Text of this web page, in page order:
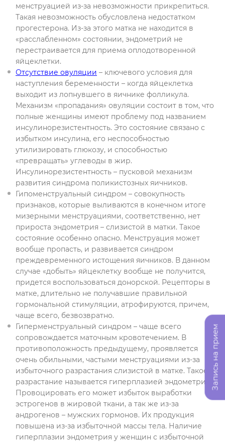
менструацией из-за невозможности прикрепиться.
Такая невозможность обусловлена недостатком
прогестерона. Из-за этого матка не находится в
«расслабленном» состоянии, эндометрий не
перестраивается для приема оплодотворенной
яйцеклетки.
Отсутствие овуляции – ключевого условия для
наступления беременности – когда яйцеклетка
выходит из лопнувшего в яичнике фолликула.
Механизм «пропадания» овуляции состоит в том, что
полные женщины имеют проблему под названием
инсулинорезистентность. Это состояние связано с
избытком инсулина, его неспособностью
утилизировать глюкозу, и способностью
«превращать» углеводы в жир.
Инсулинорезистентность – пусковой механизм
развития синдрома поликистозных яичников.
Гипоменструальный синдром – совокупность
признаков, которые выливаются в конечном итоге
мизерными менструациями, соответственно, нет
прироста эндометрия – слизистой в матки. Такое
состояние особенно опасно. Менструация может
вообще пропасть, и развивается синдром
преждевременного истощения яичников. В данном
случае «добыть» яйцеклетку вообще не получится,
придется воспользоваться донорской. Рецепторы в
матке, длительно не получавшие правильной
гормональной стимуляции, атрофируются, причем,
чаще всего, безвозвратно.
Гиперменструальный синдром – чаще всего
сопровождается маточным кровотечением. В
противоположность предыдущему, проявляется
очень обильными, частыми менструациями из-за
избыточного разрастания слизистой в матке. Такое
разрастание называется гиперплазией эндометрия.
Провоцировать его может избыток выработки
эстрогенов в жировой ткани, а так же из-за
андрогенов – мужских гормонов. Их продукция
повышена из-за избыточной массы тела. Наличие
гиперплазии эндометрия у женщин с избыточной
Запись на прием